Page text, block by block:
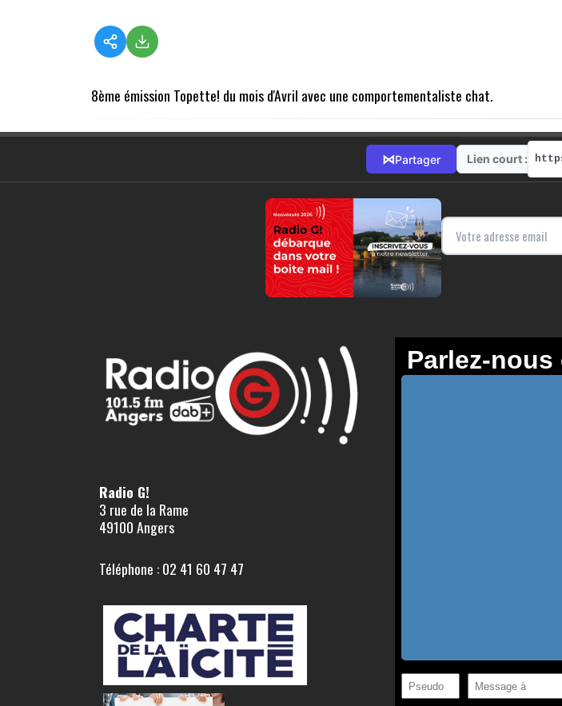
8ème émission Topette! du mois d'Avril avec une comportementaliste chat.
⋈Partager Lien court :
Radio G!
3 rue de la Rame
49100 Angers
Téléphone : 02 41 60 47 47